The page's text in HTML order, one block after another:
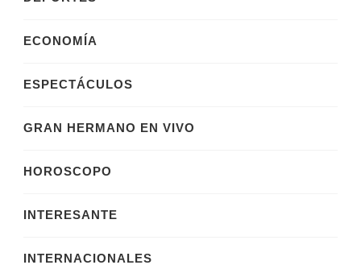
ECONOMÍA
ESPECTÁCULOS
GRAN HERMANO EN VIVO
HOROSCOPO
INTERESANTE
INTERNACIONALES